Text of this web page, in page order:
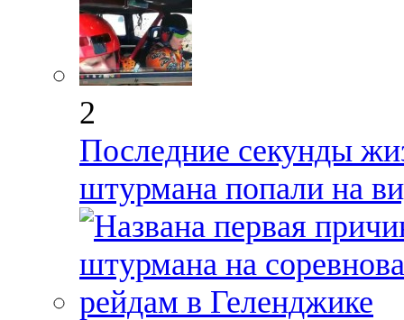
2
Последние секунды
штурмана попали на